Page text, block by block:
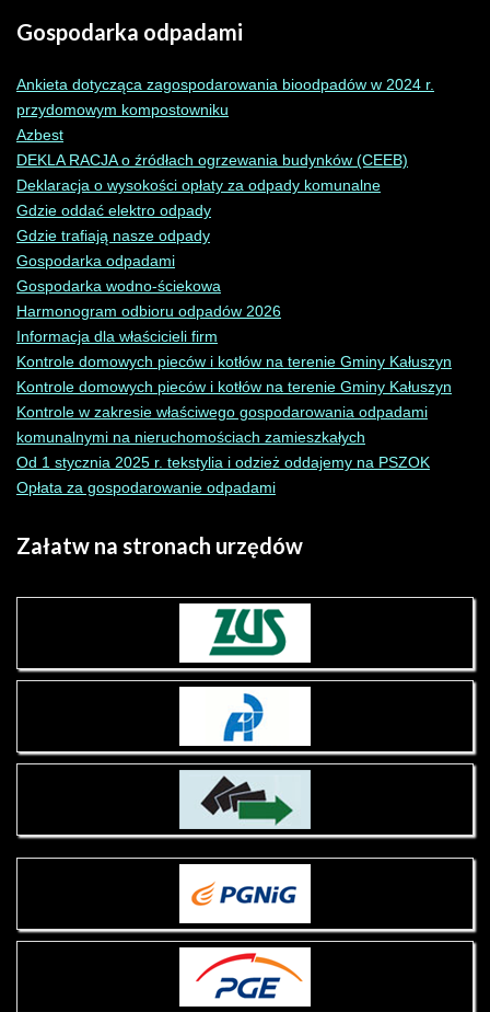
Gospodarka odpadami
Ankieta dotycząca zagospodarowania bioodpadów w 2024 r.
przydomowym kompostowniku
Azbest
DEKLA RACJA o źródłach ogrzewania budynków (CEEB)
Deklaracja o wysokości opłaty za odpady komunalne
Gdzie oddać elektro odpady
Gdzie trafiają nasze odpady
Gospodarka odpadami
Gospodarka wodno-ściekowa
Harmonogram odbioru odpadów 2026
Informacja dla właścicieli firm
Kontrole domowych pieców i kotłów na terenie Gminy Kałuszyn
Kontrole domowych pieców i kotłów na terenie Gminy Kałuszyn
Kontrole w zakresie właściwego gospodarowania odpadami
komunalnymi na nieruchomościach zamieszkałych
Od 1 stycznia 2025 r. tekstylia i odzież oddajemy na PSZOK
Opłata za gospodarowanie odpadami
Załatw na stronach urzędów